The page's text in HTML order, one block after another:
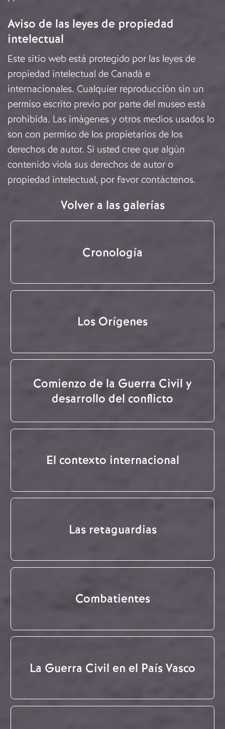
Aviso de las leyes de propiedad
intelectual
Este sitio web está protegido por las leyes de
propiedad intelectual de Canadá e
internacionales. Cualquier reproducción sin un
permiso escrito previo por parte del museo está
prohibida. Las imágenes y otros medios usados lo
son con permiso de los propietarios de los
derechos de autor. Si usted cree que algún
contenido viola sus derechos de autor o
propiedad intelectual, por favor contáctenos.
Volver a las galerías
Cronología
Los Orígenes
Comienzo de la Guerra Civil y
desarrollo del conflicto
El contexto internacional
Las retaguardias
Combatientes
La Guerra Civil en el País Vasco